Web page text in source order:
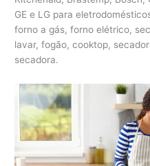
GE e LG para
forno a gás, forno elétrico,
lavar, fogão, cooktop,
secadora.